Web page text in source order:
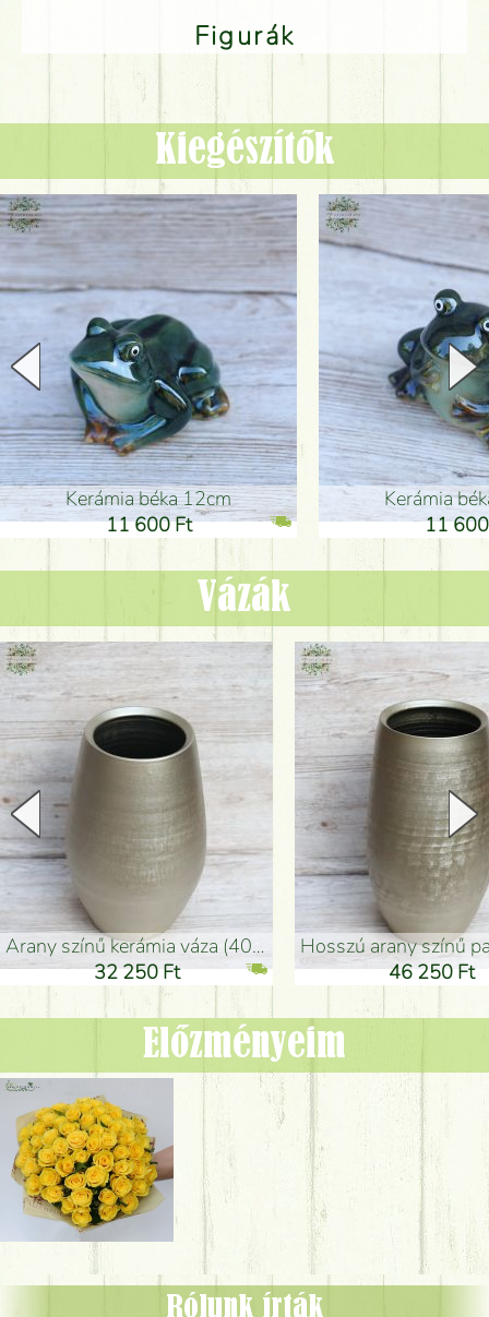
Figurák
Kiegészítők
Kerámia béka 12cm
11 600 Ft
Kerámia
11
Vázák
arany színű kerámia váza (40x26cm)
32 250 Ft
hosszú arany színű
46 250 Ft
Előzményeim
Rólunk írták